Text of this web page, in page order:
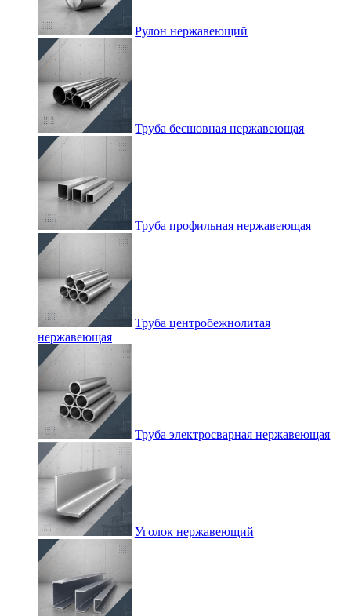
Рулон нержавеющий
Труба бесшовная нержавеющая
Труба профильная нержавеющая
Труба центробежнолитая
нержавеющая
Труба электросварная нержавеющая
Уголок нержавеющий